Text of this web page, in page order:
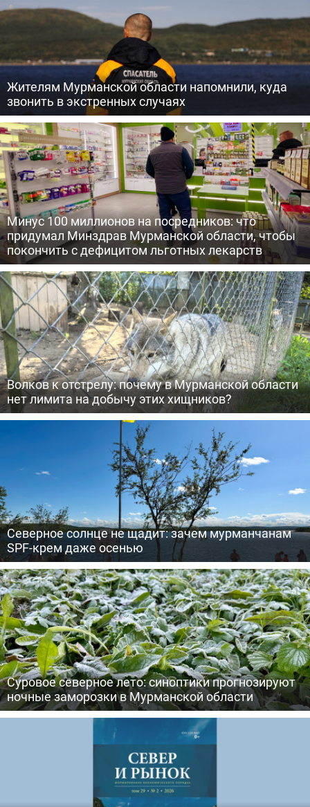
Жителям Мурманской области напомнили, куда
звонить в экстренных случаях
Минус 100 миллионов на посредников: что
придумал Минздрав Мурманской области, чтобы
покончить с дефицитом льготных лекарств
Волков к отстрелу: почему в Мурманской области
нет лимита на добычу этих хищников?
Северное солнце не щадит: зачем мурманчанам
SPF-крем даже осенью
Суровое северное лето: синоптики прогнозируют
ночные заморозки в Мурманской области